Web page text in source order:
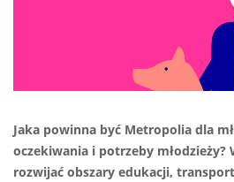
Jaka powinna być Metropolia dla
oczekiwania i potrzeby
rozwijać obszary edukacji,